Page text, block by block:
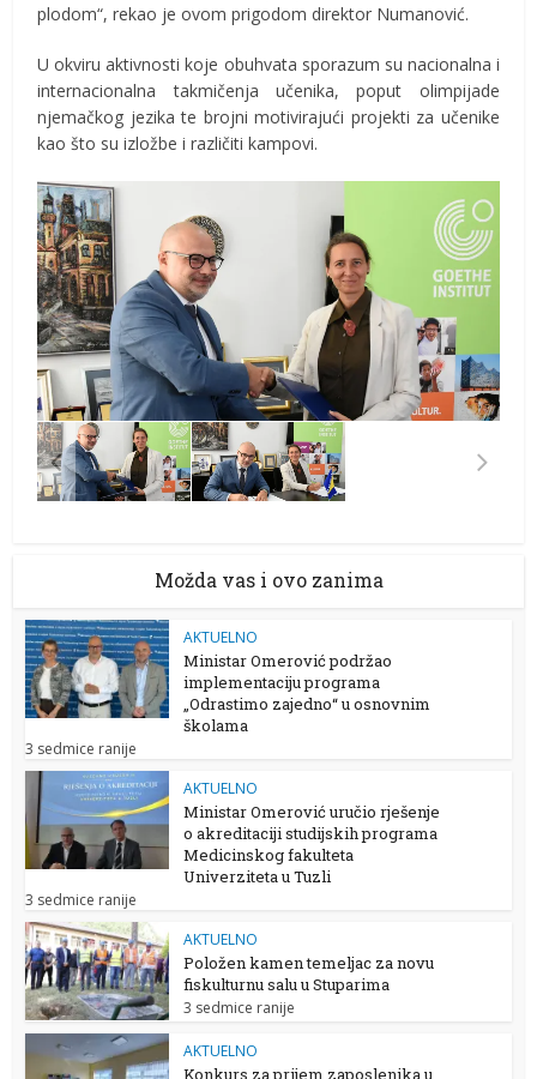
plodom“, rekao je ovom prigodom direktor Numanović.
U okviru aktivnosti koje obuhvata sporazum su nacionalna i
internacionalna takmičenja učenika, poput olimpijade
njemačkog jezika te brojni motivirajući projekti za učenike
kao što su izložbe i različiti kampovi.
Možda vas i ovo zanima
AKTUELNO
Ministar Omerović podržao
implementaciju programa
„Odrastimo zajedno“ u osnovnim
školama
3 sedmice ranije
AKTUELNO
Ministar Omerović uručio rješenje
o akreditaciji studijskih programa
Medicinskog fakulteta
Univerziteta u Tuzli
3 sedmice ranije
AKTUELNO
Položen kamen temeljac za novu
fiskulturnu salu u Stuparima
3 sedmice ranije
AKTUELNO
Konkurs za prijem zaposlenika u